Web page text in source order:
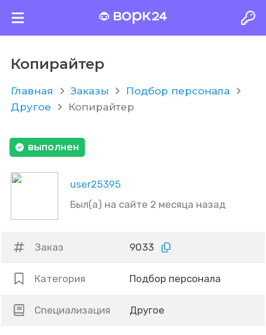
Копирайтер
Главная Заказы
Подбор персонала
Другое
Копирайтер
user25395
Был(а) на сайте 2 месяца назад
выполнен
Заказ 9033
Категория Подбор персонала
Специализация Другое